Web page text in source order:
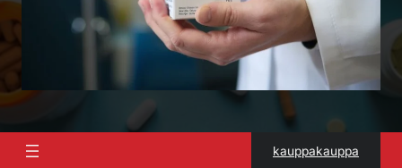
kauppakauppa